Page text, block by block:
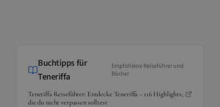
Buchtipps für
Teneriffa
Empfohlene Reiseführer und
Bücher
Teneriffa Reiseführer: Entdecke Teneriffa – 116 Highlights,
die du nicht verpassen solltest